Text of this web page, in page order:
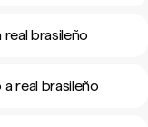
brasileño
real brasileño